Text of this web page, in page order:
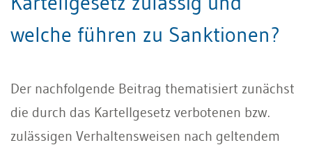
welche führen zu Sanktionen?
Der nachfolgende Beitrag thematisiert zunächst
die durch das Kartellgesetz verbotenen bzw.
zulässigen Verhaltensweisen nach geltendem